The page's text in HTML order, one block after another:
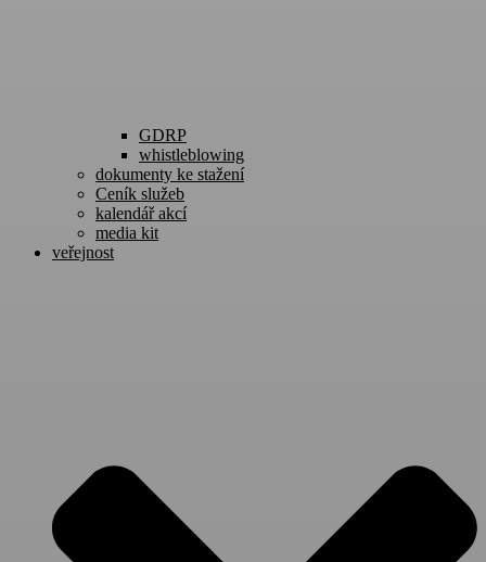
GDRP
whistleblowing
dokumenty ke stažení
Ceník služeb
kalendář akcí
media kit
veřejnost